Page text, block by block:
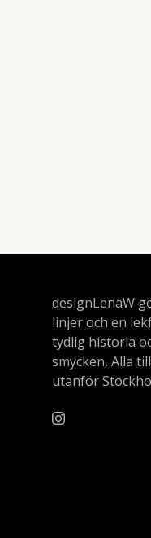
designLenaW
linjer och en
tydlig historia
smycken, Alla
utanför